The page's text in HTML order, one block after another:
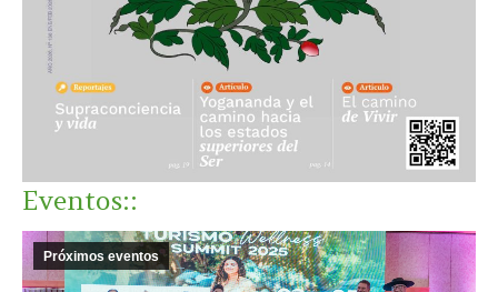
Eventos::
Próximos eventos